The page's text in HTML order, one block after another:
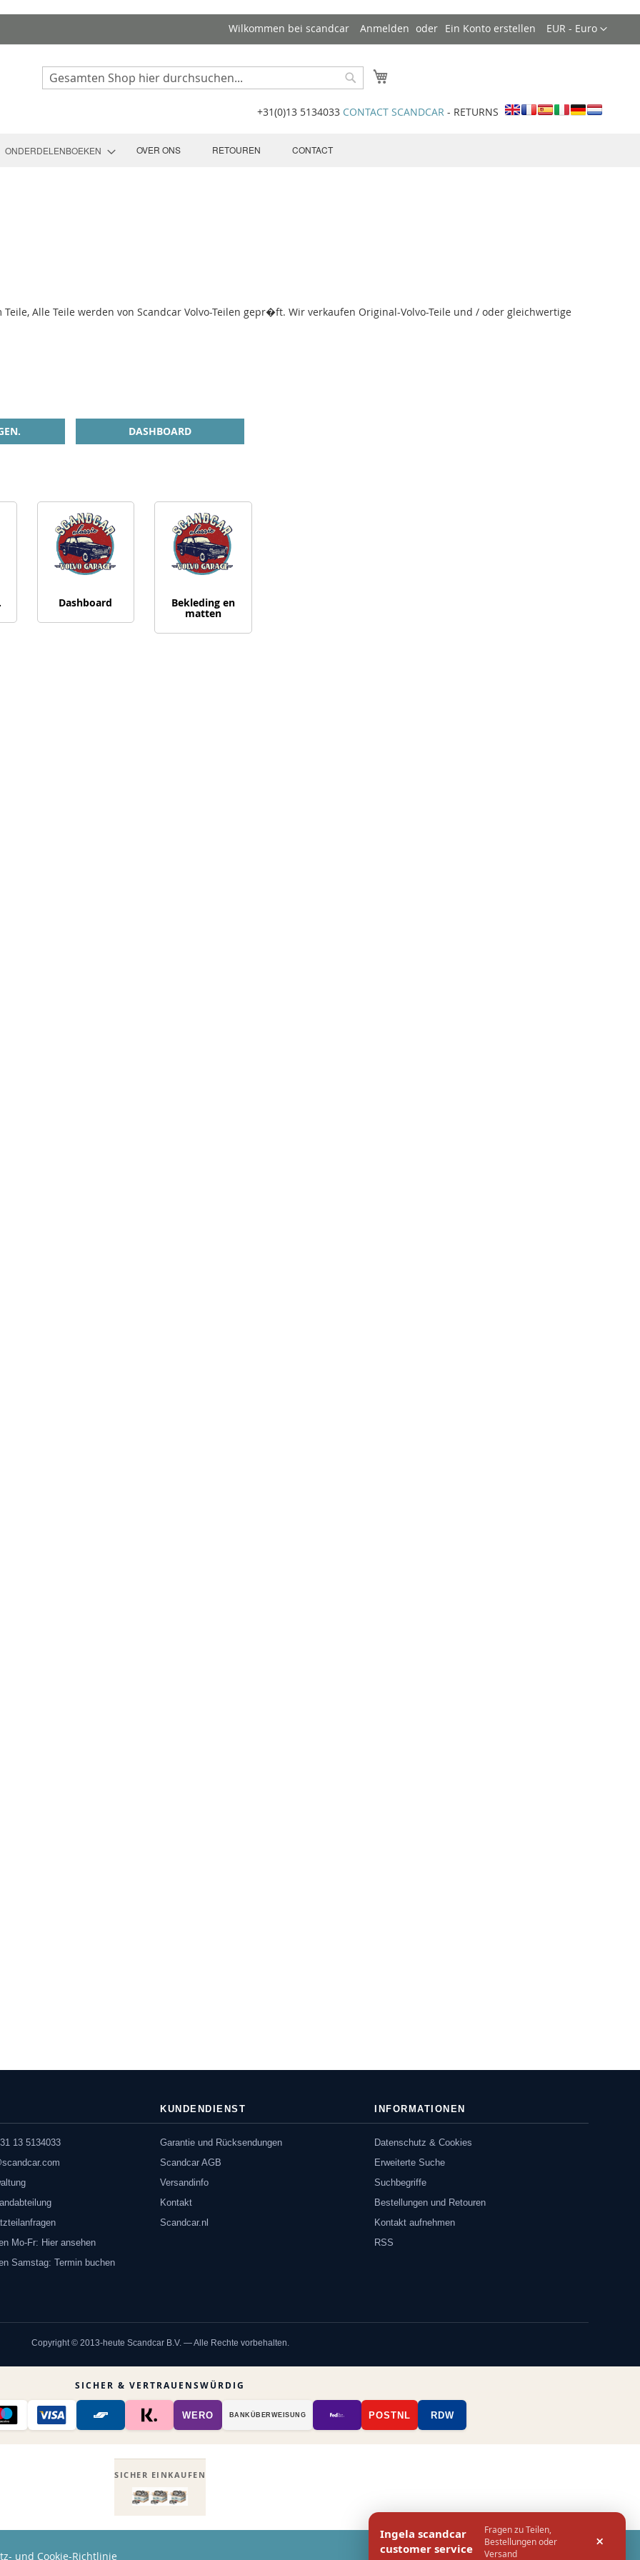
Währung
EUR - Euro
Wilkommen bei scandcar Anmelden Ein Konto erstellen
Search
+31(0)13 5134033 CONTACT SCANDCAR - RETURNS
ONDERDELENBOEKEN OVER ONS RETOUREN CONTACT
Teile, Alle Teile werden von Scandcar Volvo-Teilen gepr�ft. Wir verkaufen Original-Volvo-Teile und / oder gleichwertige
DASHBOARD
Dashboard Bekleding en
matten
13 5134033
Mo-Fr: Hier ansehen
Samstag: Termin buchen
KUNDENDIENST
Garantie und Rücksendungen
Scandcar AGB
Versandinfo
Kontakt
Scandcar.nl
INFORMATIONEN
Datenschutz & Cookies
Erweiterte Suche
Suchbegriffe
Bestellungen und Retouren
Kontakt aufnehmen
RSS
Copyright © 2013-heute Scandcar B.V. — Alle Rechte vorbehalten.
SICHER & VERTRAUENSWÜRDIG
WERO BANK­ÜBER­WEISUNG POSTNL RDW
SICHER EINKAUFEN
und Cookie-Richtlinie
Ingela scandcar
customer service
Fragen zu Teilen,
Bestellungen oder
Versand
×